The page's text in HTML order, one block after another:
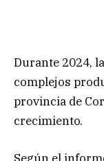
Durante 2024,
complejos
provincia de
crecimiento.